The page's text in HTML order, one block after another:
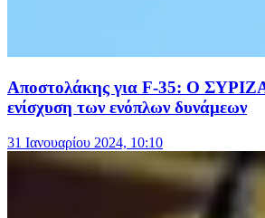
Αποστολάκης για F-35: Ο
ενίσχυση των ενόπλων δυνάμεων
31 Ιανουαρίου 2024, 10:10